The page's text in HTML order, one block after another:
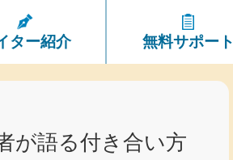
ター紹介 無料サポート
が語る付き合い方